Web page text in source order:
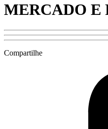
MERCADO E
Compartilhe